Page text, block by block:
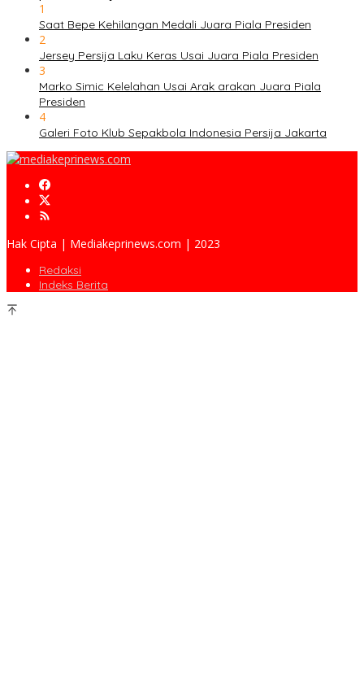
1
Saat Bepe Kehilangan Medali Juara Piala Presiden
2
Jersey Persija Laku Keras Usai Juara Piala Presiden
3
Marko Simic Kelelahan Usai Arak arakan Juara Piala
Presiden
4
Galeri Foto Klub Sepakbola Indonesia Persija Jakarta
Hak Cipta | Mediakeprinews.com | 2023
Redaksi
Indeks Berita